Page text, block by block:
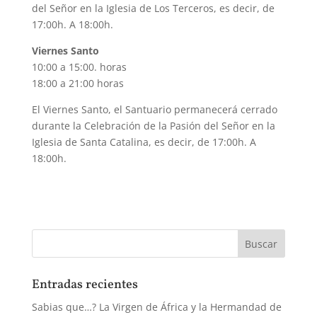
del Señor en la Iglesia de Los Terceros, es decir, de
17:00h. A 18:00h.
Viernes Santo
10:00 a 15:00. horas
18:00 a 21:00 horas
El Viernes Santo, el Santuario permanecerá cerrado
durante la Celebración de la Pasión del Señor en la
Iglesia de Santa Catalina, es decir, de 17:00h. A
18:00h.
Entradas recientes
Sabias que…? La Virgen de África y la Hermandad de